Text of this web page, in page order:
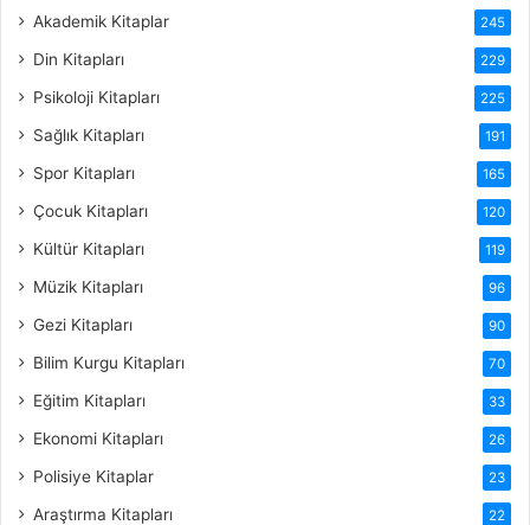
Akademik Kitaplar 245
Din Kitapları 229
Psikoloji Kitapları 225
Sağlık Kitapları 191
Spor Kitapları 165
Çocuk Kitapları 120
Kültür Kitapları 119
Müzik Kitapları 96
Gezi Kitapları 90
Bilim Kurgu Kitapları 70
Eğitim Kitapları 33
Ekonomi Kitapları 26
Polisiye Kitaplar 23
Araştırma Kitapları 22